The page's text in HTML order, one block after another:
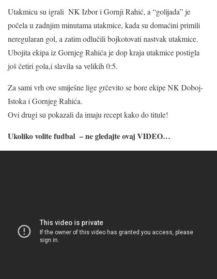
Utakmicu su igrali NK Izbor i Gornji Rahić, a “golijada” je
počela u zadnjim minutama utakmice, kada su domaćini primili
neregularan gol, a zatim odlučili bojkotovati nastvak utakmice.
Ubojita ekipa iz Gornjeg Rahića je dop kraja utakmice postigla
još četiri gola,i slavila sa velikih 0:5.
Za sami vrh ove smiješne lige grčevito se bore ekipe NK Doboj-
Istoka i Gornjeg Rahića.
Ovi drugi su pokazali da imaju recept kako do titule!
Ukoliko volite fudbal – ne gledajte ovaj VIDEO…